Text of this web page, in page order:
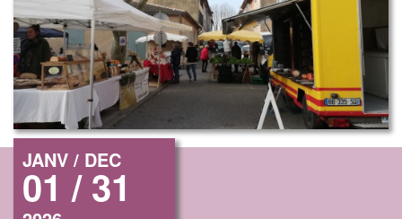
JANV / DEC
01 / 31